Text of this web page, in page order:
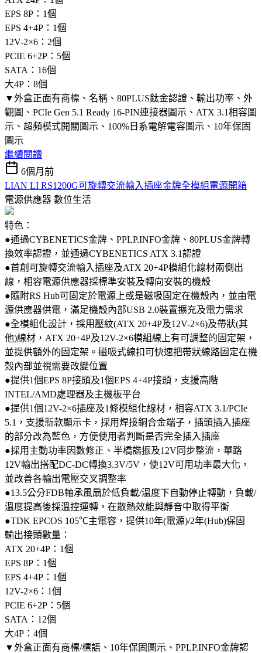
EPS 8P：1個
EPS 4+4P：1個
12V-2×6：2個
PCIE 6+2P：5個
SATA：16個
大4P：8個
▼外盒正面有商標、名稱、80PLUS鈦金認證、輸出功率、外
觀圖、PCIe Gen 5.1 Ready 16-PIN連接器圖示、ATX 3.1相容圖
示、超頻模式開關圖示、100%日系電解電容圖示、10年保固
圖示
繼續閱讀
6個月前
LIAN LI RS1200G可旋轉交流輸入插座金牌全模組電源開箱
電源供應器 數位生活
特色：
●通過CYBENETICS金牌、PPLP.INFO金牌、80PLUS金牌轉
換效率認證，並通過CYBENETICS ATX 3.1認證
●首創可旋轉交流輸入插座及ATX 20+4P模組化線材兩側出
線，相容電源供應器採標準安裝及轉向安裝的機殼
●隨附RS Hub可固定於電源上或是磁吸固定在機殼內，並由電
源供應器供電，滿足機殼內部USB 2.0裝置擴充及電力需求
●全模組化設計，採用壓紋(ATX 20+4P及12V-2×6)及帶狀(其
他)線材，ATX 20+4P及12V-2×6模組線上有可調整的固定架，
並提供額外的固定架。磁吸式線扣可快速把帶狀線路固定在機
殼內部並視需要改變位置
●提供1個EPS 8P接頭及1個EPS 4+4P接頭，支援高階
INTEL/AMD處理器及主機板平台
●提供1個12V-2×6插座及1條模組化線材，相容ATX 3.1/PCIe
5.1，支援新款顯示卡，採用焊接銅合金端子，插頭插入插座
的部分改為藍色，方便使用者判斷是否完全插入插座
●採用主動功率因數修正、半橋諧振及12V同步整流，單路
12V輸出搭配DC-DC轉換3.3V/5V，使12V可用功率最大化，
並改善各輸出電壓交叉調整率
●13.5公分FDB軸承風扇於低負載/溫度下自動停止轉動，負載/
溫度提高後採溫控運轉，在散熱效能與靜音中取得平衡
●TDK EPCOS 105℃主電容，提供10年(電源)/2年(Hub)保固
輸出接頭數量：
ATX 20+4P：1個
EPS 8P：1個
EPS 4+4P：1個
12V-2×6：1個
PCIE 6+2P：5個
SATA：12個
大4P：4個
▼外盒正面有商標/標語、10年保固圖示、PPLP.INFO金牌認